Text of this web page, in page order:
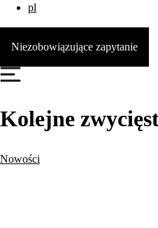
pl
Niezobowiązujące zapytanie
Kolejne
Nowości